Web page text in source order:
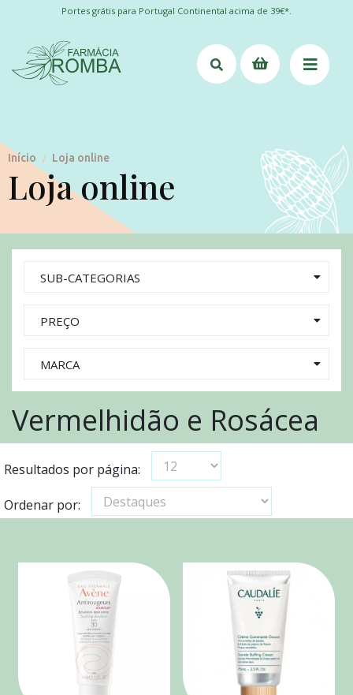
Portes grátis para Portugal Continental acima de 39€*.
Início / Loja online
Loja online
SUB-CATEGORIAS
PREÇO
MARCA
Vermelhidão e Rosácea
Resultados por página:
Ordenar por: